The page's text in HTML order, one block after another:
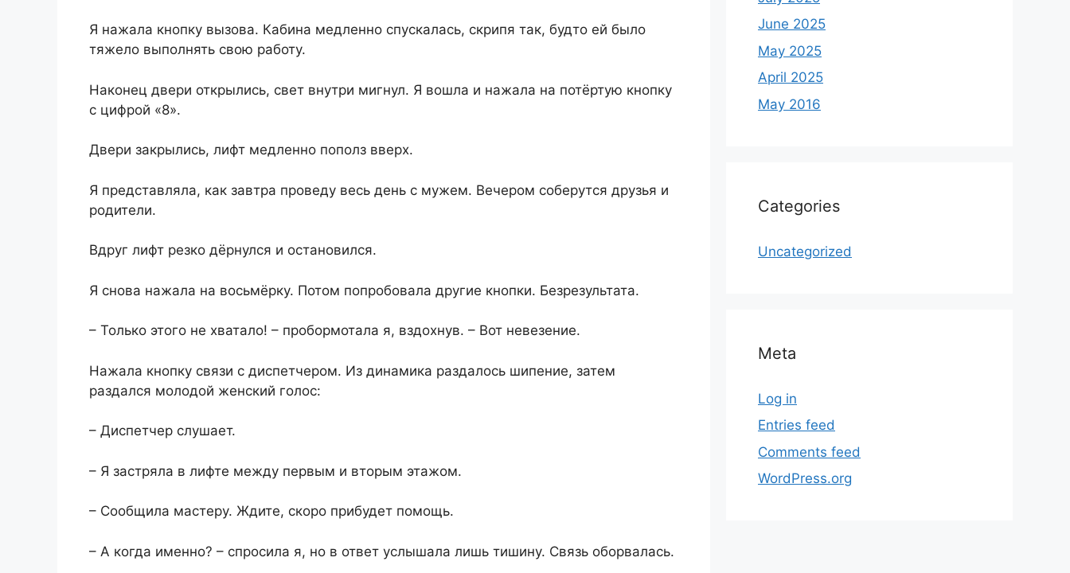
Я нажала кнопку вызова. Кабина медленно спускалась, скрипя так, будто ей было
тяжело выполнять свою работу.
Наконец двери открылись, свет внутри мигнул. Я вошла и нажала на потёртую кнопку
с цифрой «8».
Двери закрылись, лифт медленно пополз вверх.
Я представляла, как завтра проведу весь день с мужем. Вечером соберутся друзья и
родители.
Вдруг лифт резко дёрнулся и остановился.
Я снова нажала на восьмёрку. Потом попробовала другие кнопки. Безрезультата.
– Только этого не хватало! – пробормотала я, вздохнув. – Вот невезение.
Нажала кнопку связи с диспетчером. Из динамика раздалось шипение, затем
раздался молодой женский голос:
– Диспетчер слушает.
– Я застряла в лифте между первым и вторым этажом.
– Сообщила мастеру. Ждите, скоро прибудет помощь.
– А когда именно? – спросила я, но в ответ услышала лишь тишину. Связь оборвалась.
June 2025
May 2025
April 2025
May 2016
Categories
Uncategorized
Meta
Log in
Entries feed
Comments feed
WordPress.org